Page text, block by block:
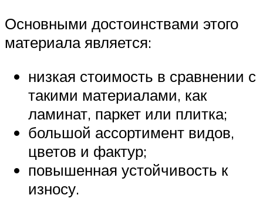
Основными достоинствами этого
материала является:
низкая стоимость в сравнении с
такими материалами, как
ламинат, паркет или плитка;
большой ассортимент видов,
цветов и фактур;
повышенная устойчивость к
износу.